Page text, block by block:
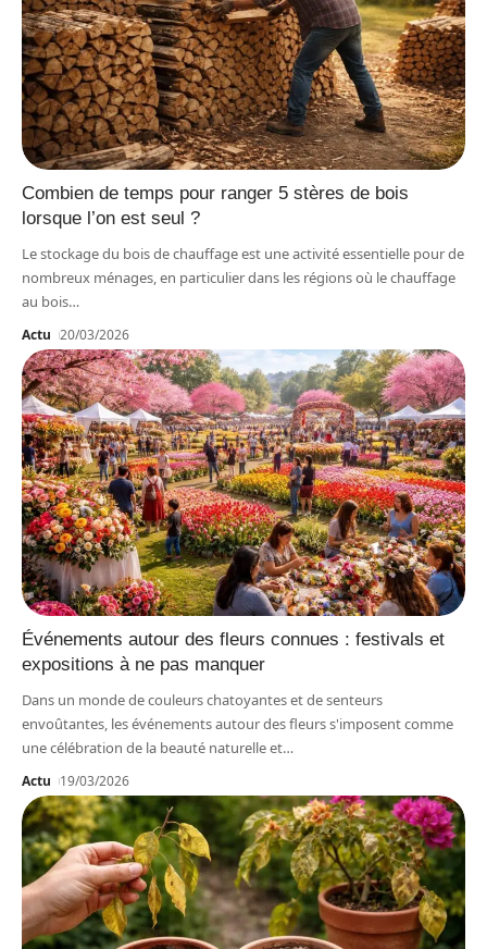
Combien de temps pour ranger 5 stères de bois
lorsque l’on est seul ?
Le stockage du bois de chauffage est une activité essentielle pour de
nombreux ménages, en particulier dans les régions où le chauffage
au bois…
Actu 20/03/2026
Événements autour des fleurs connues : festivals et
expositions à ne pas manquer
Dans un monde de couleurs chatoyantes et de senteurs
envoûtantes, les événements autour des fleurs s'imposent comme
une célébration de la beauté naturelle et…
Actu 19/03/2026